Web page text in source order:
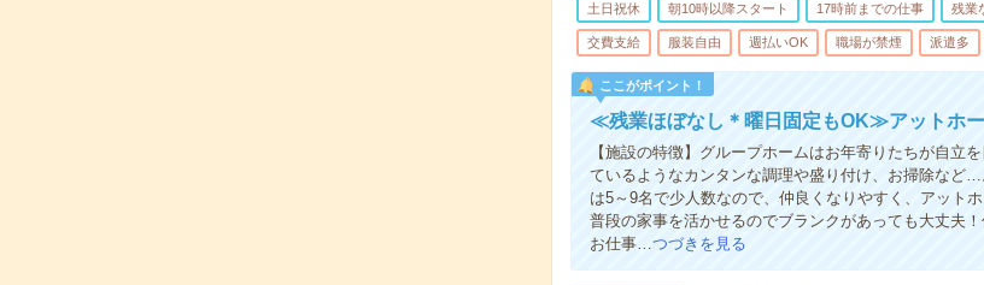
土日祝休 朝10時以降スタート 17時前までの仕事 残業
交費支給 服装自由 週払いOK 職場が禁煙 派遣多
ここがポイント！
≪残業ほぼなし＊曜日固定もOK≫アットホ
【施設の特徴】グループホームはお年寄りたちが自立
ているようなカンタンな調理や盛り付け、お掃除など
は5～9名で少人数なので、仲良くなりやすく、アット
普段の家事を活かせるのでブランクがあっても大丈夫
お仕事…つづきを見る